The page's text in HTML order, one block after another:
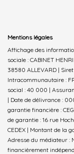
Mentions légales
Affichage des
sociale : CABINET
38580 ALLEVARD |
Intracommunautaire :
social : 40 000 |
| Date de délivrance :
garantie financière :
de garantie : 16 rue
CEDEX | Montant de la
Adresse du médiateur :
financièrement